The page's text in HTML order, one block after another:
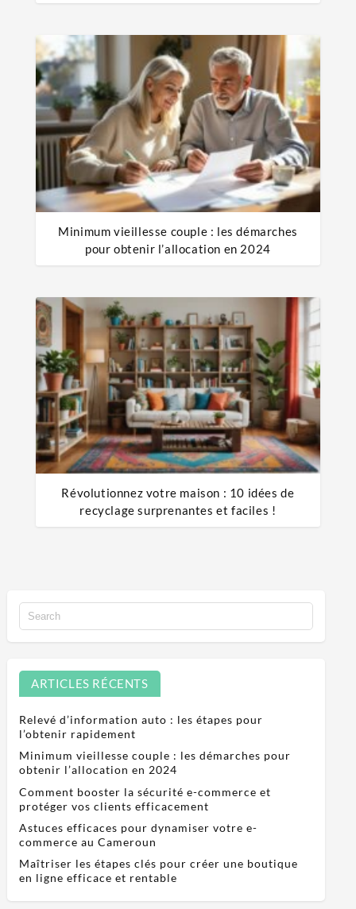
Minimum vieillesse couple : les démarches
pour obtenir l’allocation en 2024
Révolutionnez votre maison : 10 idées de
recyclage surprenantes et faciles !
ARTICLES RÉCENTS
Relevé d’information auto : les étapes pour
l’obtenir rapidement
Minimum vieillesse couple : les démarches pour
obtenir l’allocation en 2024
Comment booster la sécurité e-commerce et
protéger vos clients efficacement
Astuces efficaces pour dynamiser votre e-
commerce au Cameroun
Maîtriser les étapes clés pour créer une boutique
en ligne efficace et rentable